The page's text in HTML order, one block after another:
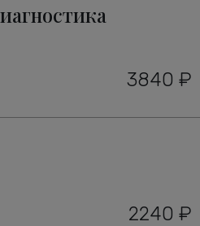
3840 ₽
2240 ₽